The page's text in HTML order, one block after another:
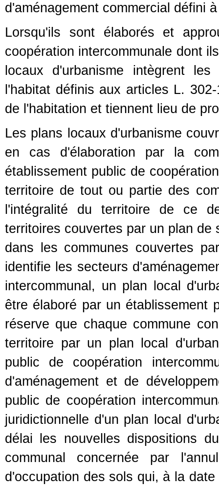
d'aménagement commercial défini
Lorsqu'ils sont élaborés et
coopération intercommunale dont
locaux d'urbanisme intègrent
l'habitat définis aux articles L.
de l'habitation et tiennent lieu de
Les plans locaux d'urbanisme
en cas d'élaboration par la
établissement public de
territoire de tout ou partie des
l'intégralité du territoire de ce
territoires couvertes par un plan de
dans les communes couvertes
identifie les secteurs
intercommunal, un plan local
être élaboré par un établissement
réserve que chaque commune
territoire par un plan local
public de coopération
d'aménagement et de
public de coopération
juridictionnelle d'un plan local
délai les nouvelles dispositions
communal concernée par
d'occupation des sols qui, à la